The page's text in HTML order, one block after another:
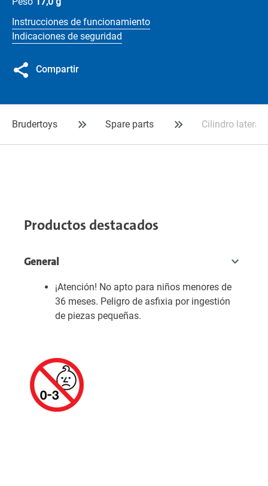
Instrucciones de funcionamiento
Indicaciones de seguridad
Compartir
Brudertoys Spare parts Cilindro lateral
Productos destacados
General
¡Atención! No apto para niños menores de
36 meses. Peligro de asfixia por ingestión
de piezas pequeñas.